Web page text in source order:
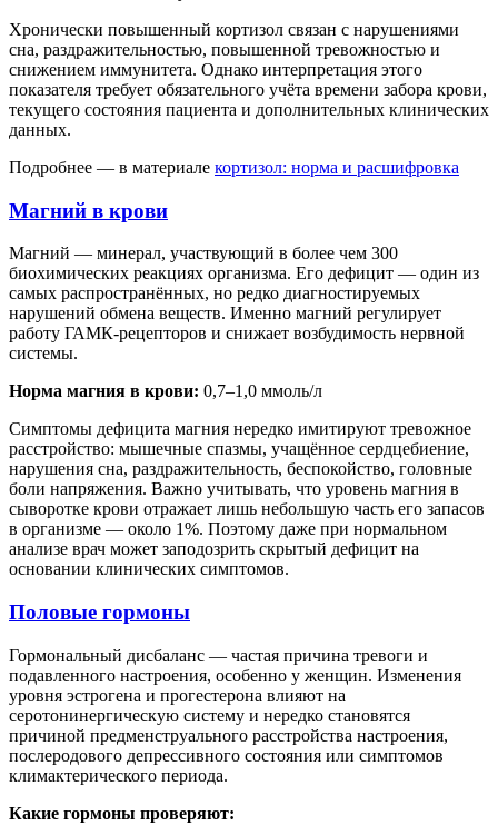
Хронически повышенный кортизол связан с нарушениями
сна, раздражительностью, повышенной тревожностью и
снижением иммунитета. Однако интерпретация этого
показателя требует обязательного учёта времени забора крови,
текущего состояния пациента и дополнительных клинических
данных.
Подробнее — в материале кортизол: норма и расшифровка
Магний в крови
Магний — минерал, участвующий в более чем 300
биохимических реакциях организма. Его дефицит — один из
самых распространённых, но редко диагностируемых
нарушений обмена веществ. Именно магний регулирует
работу ГАМК-рецепторов и снижает возбудимость нервной
системы.
Норма магния в крови: 0,7–1,0 ммоль/л
Симптомы дефицита магния нередко имитируют тревожное
расстройство: мышечные спазмы, учащённое сердцебиение,
нарушения сна, раздражительность, беспокойство, головные
боли напряжения. Важно учитывать, что уровень магния в
сыворотке крови отражает лишь небольшую часть его запасов
в организме — около 1%. Поэтому даже при нормальном
анализе врач может заподозрить скрытый дефицит на
основании клинических симптомов.
Половые гормоны
Гормональный дисбаланс — частая причина тревоги и
подавленного настроения, особенно у женщин. Изменения
уровня эстрогена и прогестерона влияют на
серотонинергическую систему и нередко становятся
причиной предменструального расстройства настроения,
послеродового депрессивного состояния или симптомов
климактерического периода.
Какие гормоны проверяют: